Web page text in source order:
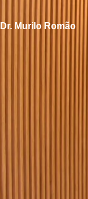
Dr. Murilo Romão